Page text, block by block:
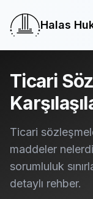
Halas Hukuk ve
Halas
Ticari
Ticari
maddeler
sorumluluk
detaylı rehber.